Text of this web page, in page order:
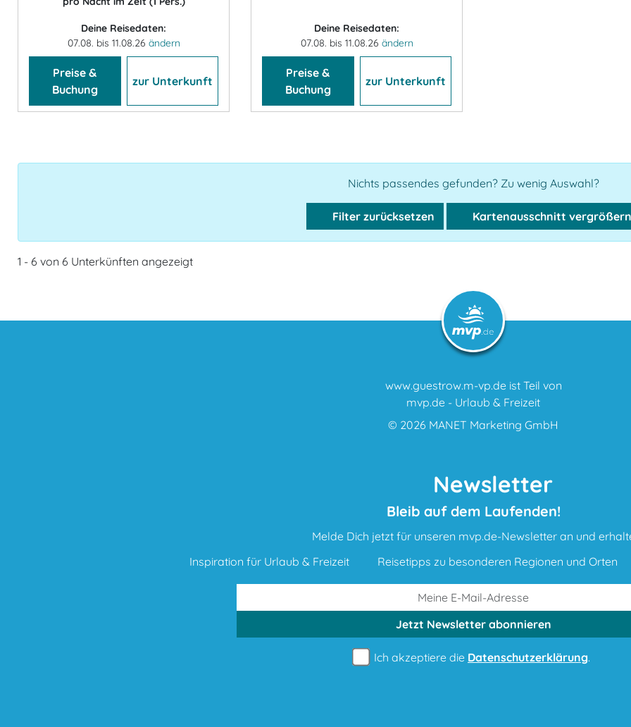
Deine Reisedaten:
07.08. bis 11.08.26 ändern
Preise &
Buchung
zur Unterkunft
Deine Reisedaten:
07.08. bis 11.08.26 ändern
Preise &
Buchung
zur Unterkunft
Nichts passendes gefunden? Zu wenig Auswahl?
Filter zurücksetzen Kartenausschnitt vergrößern
1 - 6 von 6 Unterkünften angezeigt
www.guestrow.m-vp.de ist Teil von
mvp.de - Urlaub & Freizeit
© 2026 MANET Marketing GmbH
Newsletter
Bleib auf dem Laufenden!
Melde Dich jetzt für unseren mvp.de-Newsletter an und
Inspiration für Urlaub & Freizeit
Reisetipps zu besonderen Regionen und Orten
Jetzt Newsletterabonnieren
Ich akzeptiere die Datenschutzerklärung.